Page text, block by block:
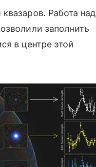
Работа над
заполнить
в центре этой